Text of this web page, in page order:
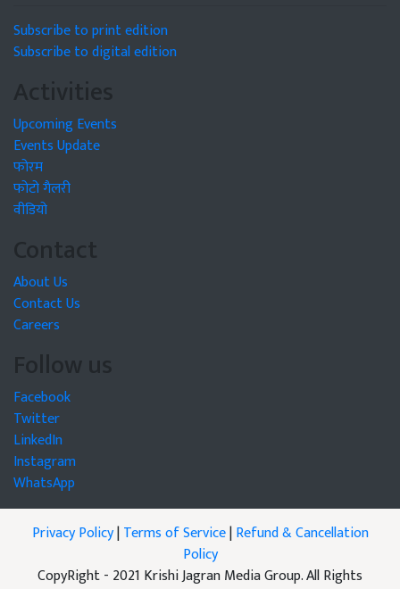
Subscribe to print edition
Subscribe to digital edition
Activities
Upcoming Events
Events Update
फोरम
फोटो गैलरी
वीडियो
Contact
About Us
Contact Us
Careers
Follow us
Facebook
Twitter
LinkedIn
Instagram
WhatsApp
Privacy Policy|Terms of Service|Refund & Cancellation
Policy
CopyRight - 2021 Krishi Jagran Media Group. All Rights